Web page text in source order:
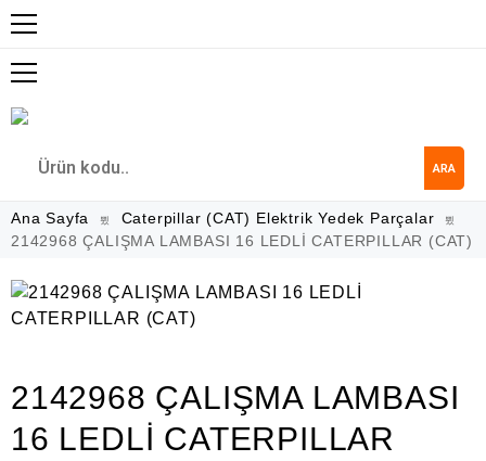
ARA
Ana Sayfa
Caterpillar (CAT) Elektrik Yedek Parçalar
2142968 ÇALIŞMA LAMBASI 16 LEDLİ CATERPILLAR (CAT)
2142968 ÇALIŞMA LAMBASI
16 LEDLİ CATERPILLAR